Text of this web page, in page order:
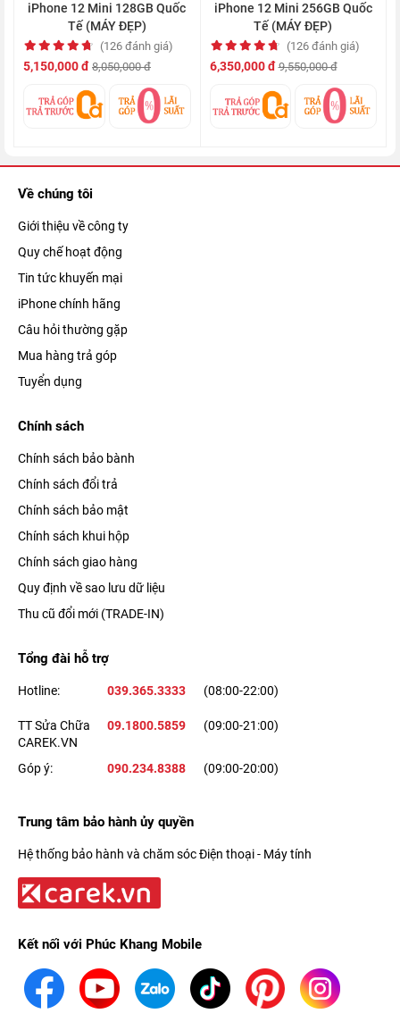
Ngoài ra, Apple đã phát triển chế độ Smart Data, cho phép
chuyển đổi qua lại giữa 4G và 5G, giúp tiết kiệm pin cho máy
một cách tối đa nhưng vẫn đảm bảo khả năng kết nối tốt nhất.
Camera kép thách thức mọi giới hạn
Điện thoại iPhone 12 Mini được trang bị cụm camera kép 12
MP khẩu độ lớn f/1.6, giúp tăng 27% khả năng thu sáng, nhờ đó
Thậm chí, hình chụp và video của bạn vẫn cho độ chi tiết, màu
sắc tuyệt vời khi ở trong bóng tối.
camera sau iPhone 12 mini
quay video chất lượng 4K HDR với chất lượng, màu sắc và chi
tiết được thể hiện trọn vẹn hơn bao giờ hết nhờ công nghệ
iPhone 12 Mini 128GB Quốc
Tế (MÁY ĐẸP)
(126 đánh giá)
5,150,000 đ 8,050,000 đ
iPhone 12 Mini 256GB Quốc
Tế (MÁY ĐẸP)
(126 đánh giá)
6,350,000 đ 9,550,000 đ
Về chúng tôi
Giới thiệu về công ty
Quy chế hoạt động
Tin tức khuyến mại
iPhone chính hãng
Câu hỏi thường gặp
Mua hàng trả góp
Tuyển dụng
Chính sách
Chính sách bảo bành
Chính sách đổi trả
Chính sách bảo mật
Chính sách khui hộp
Chính sách giao hàng
Quy định về sao lưu dữ liệu
Thu cũ đổi mới (TRADE-IN)
Tổng đài hỗ trợ
Hotline: 039.365.3333 (08:00-22:00)
TT Sửa Chữa
CAREK.VN
09.1800.5859 (09:00-21:00)
Góp ý: 090.234.8388 (09:00-20:00)
Trung tâm bảo hành ủy quyền
Hệ thống bảo hành và chăm sóc Điện thoại - Máy tính
Kết nối với Phúc Khang Mobile